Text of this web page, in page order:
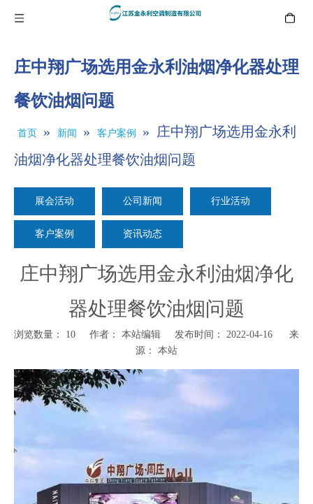
庄中翔广场选用金永利油烟净化器处理
餐饮油烟问题
首页 » 新闻 » 客户案例 » 庄中翔广场选用金永利
油烟净化器处理餐饮油烟问题
展会活动 公司新闻 行业活动
客户案例 资讯动态
庄中翔广场选用金永利油烟净化
器处理餐饮油烟问题
浏览数量： 10 作者： 本站编辑 发布时间： 2022-04-16 来
源： 本站
["wechat","weibo","qzone","douban","email"]